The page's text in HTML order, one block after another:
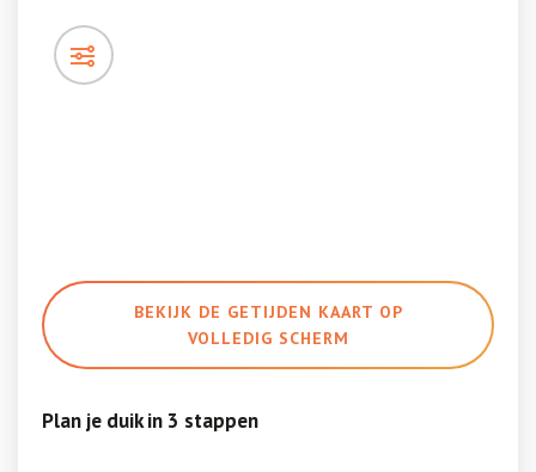
BEKIJK DE GETIJDEN KAART OP
VOLLEDIG SCHERM
Plan je duik in 3 stappen